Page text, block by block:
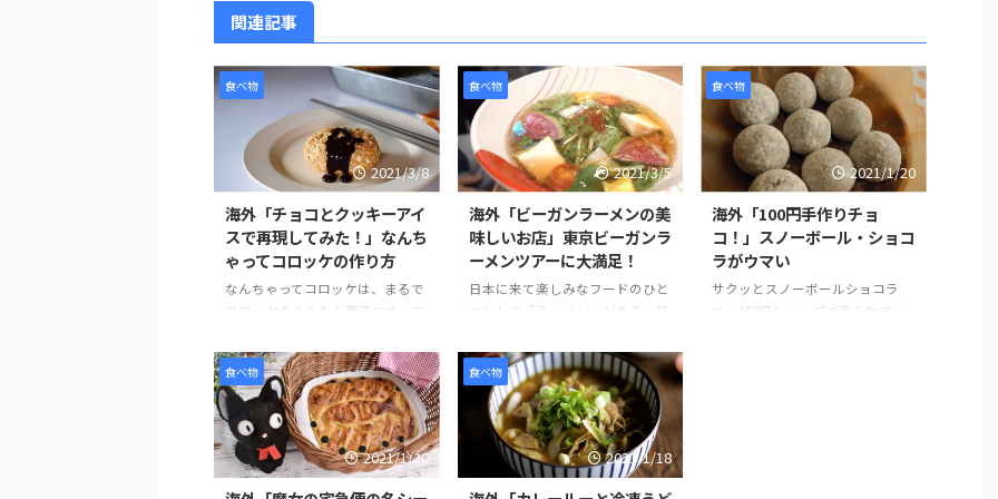
関連記事
食べ物
2021/3/8
海外「チョコとクッキーアイ
スで再現してみた！」なんち
ゃってコロッケの作り方
なんちゃってコロッケは、まるで
コロッケのようなお菓子です。コ
ム、ソースにはチョコレートをか
けてた見た目にもそっくりなスイ
ーツです。 作り方は、簡単でお好
みのクッキーを砕きアイスとよく
混ぜます。コーンフレークも同様
に砕いて、パン粉を付ける要領で
まぶし、揚げる前のコロッケのよ
食べ物
2021/3/5
海外「ビーガンラーメンの美
味しいお店」東京ビーガンラ
ーメンツアーに大満足！
日本に来て楽しみなフードのひと
つとして「ラーメン」がある。日
る食べ物です。そんな観光客のニ
ーズに応える形で、ビーガンやグ
ルテンフリーのラーメンを提供し
ているお店が東京でも少しずつ増
えています。 その中でも特にお気
に入りのお店は、東京ラーメンス
トリートの「ソラノイロ」と、渋
食べ物
2021/1/20
海外「100円手作りチョ
コ！」スノーボール・ショコ
ラがウマい
サクッとスノーボールショコラ
は、100円ショップで売られてい
食べ物
2021/1/20
食べ物
2021/1/18